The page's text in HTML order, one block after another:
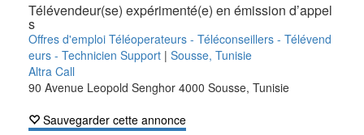
Télévendeur(se) expérimenté(e) en émission d’appel
s
Offres d'emploi Téléoperateurs - Téléconseillers - Télévend
eurs - Technicien Support | Sousse, Tunisie
Altra Call
90 Avenue Leopold Senghor 4000 Sousse, Tunisie
Sauvegarder cette annonce